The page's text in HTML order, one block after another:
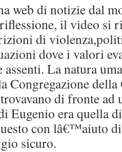
web di notizie dal
riflessione, il video
di
dove i valori
assenti. La natura
Congregazione
di fronte
Eugenio era quella
con lâ€™aiuto
sicuro.